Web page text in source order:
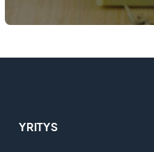
YRITYS